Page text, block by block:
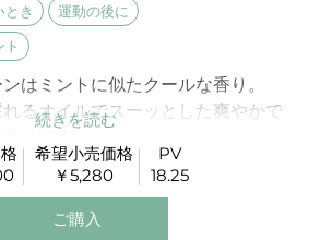
とき 運動の後に
はミントに似たクールな香り。
るオイルでスーッとした爽やかで
です。希望小売価格
￥5,280
PV
18.25
ご購入